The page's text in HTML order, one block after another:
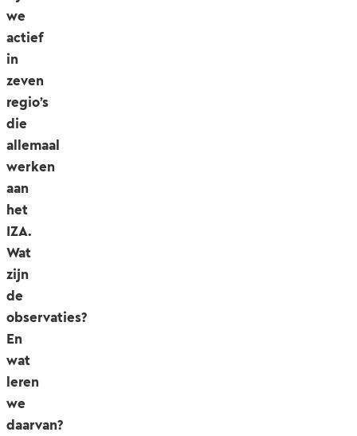
we
actief
in
zeven
regio’s
die
allemaal
werken
aan
het
IZA.
Wat
zijn
de
observaties?
En
wat
leren
we
daarvan?